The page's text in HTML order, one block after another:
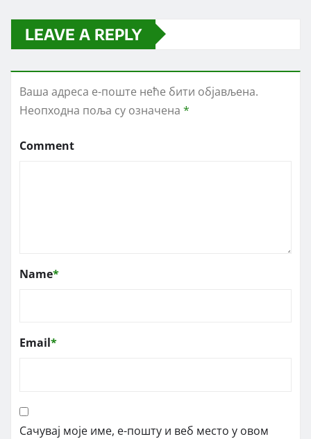
LEAVE A REPLY
Ваша адреса е-поште неће бити објављена.
Неопходна поља су означена *
Comment
Name*
Email*
Сачувај моје име, е-пошту и веб место у овом